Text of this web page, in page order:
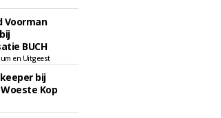
Voorman
BUCH
en Uitgeest
bij
Kop